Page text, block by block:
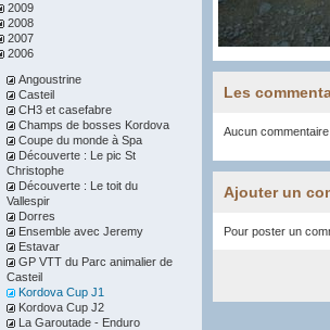
2009
2008
2007
2006
Angoustrine
Casteil
CH3 et casefabre
Champs de bosses Kordova
Coupe du monde à Spa
Découverte : Le pic St
Christophe
Découverte : Le toit du
Vallespir
Dorres
Ensemble avec Jeremy
Estavar
GP VTT du Parc animalier de
Casteil
Kordova Cup J1
Kordova Cup J2
La Garoutade - Enduro
Les
Aucun
Ajouter un
Pour poster un